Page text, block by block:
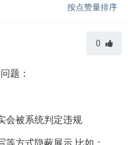
按点赞量排序
0
题：
会被系统判定违规